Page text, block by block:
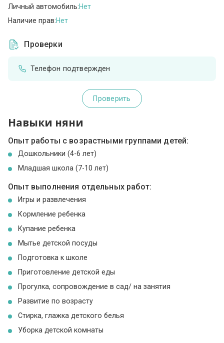
Личный автомобиль:Нет
Наличие прав:Нет
Проверки
Телефон подтвержден
Проверить
Навыки няни
Опыт работы с возрастными группами детей:
Дошкольники (4-6 лет)
Младшая школа (7-10 лет)
Опыт выполнения отдельных работ:
Игры и развлечения
Кормление ребенка
Купание ребенка
Мытье детской посуды
Подготовка к школе
Приготовление детской еды
Прогулка, сопровождение в сад/ на занятия
Развитие по возрасту
Стирка, глажка детского белья
Уборка детской комнаты